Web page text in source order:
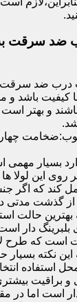
ضد سرقت به
ضد سرقت :که
با کیفیت
بسیار مهمی
روی این لولا
کند که اگر
گذشت مدتی
بلبرینگ دار
است که طرح
این نکته
محل استفاده
و براقیت
است اما در